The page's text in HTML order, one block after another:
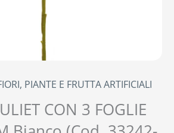
PIANTE E FRUTTA ARTIFICIALI
CON 3 FOGLIE